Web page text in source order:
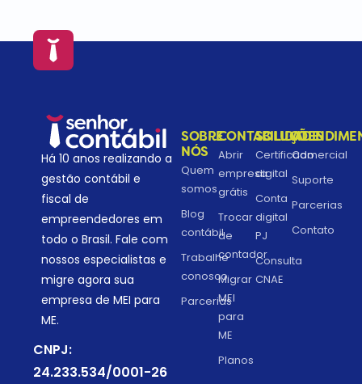
Há 10 anos realizando a
gestão contábil e
fiscal de
empreendedores em
todo o Brasil. Fale com
nossos especialistas e
migre agora sua
empresa de MEI para
ME.
CNPJ:
24.233.534/0001-26
SOBRE
NÓS
Quem
somos
Blog
contábil
Trabalhe
conosco
Parcerias
CONTABILIDADE
Abrir
empresa
grátis
Trocar
de
contador
Migrar
MEI
para
ME
Planos
SOLUÇÕES
Certificado
digital
Conta
digital
PJ
Consulta
CNAE
Comercial
Suporte
Parcerias
Contato